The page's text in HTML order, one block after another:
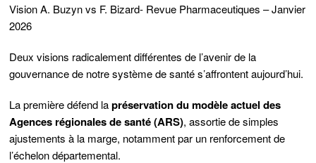
Vision A. Buzyn vs F. Bizard- Revue Pharmaceutiques – Janvier
2026
Deux visions radicalement différentes de l’avenir de la
gouvernance de notre système de santé s’affrontent aujourd’hui.
La première défend lapréservation du modèle actuel des
Agences régionales de santé (ARS), assortie de simples
ajustements à la marge, notamment par un renforcement de
l’échelon départemental.